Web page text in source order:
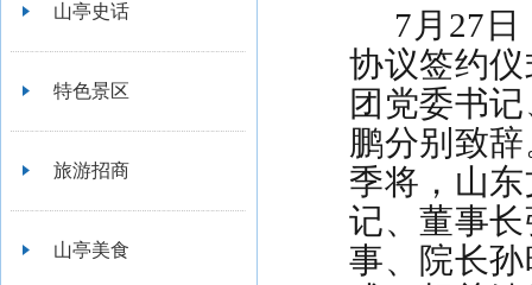
山亭史话
特色景区
旅游招商
山亭美食
7月27
协议签约
团党委书
鹏分别致
季将，山
记、董事
事、院长